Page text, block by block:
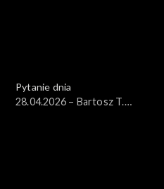
Pytanie dnia
28.04.2026 – Bartosz T.